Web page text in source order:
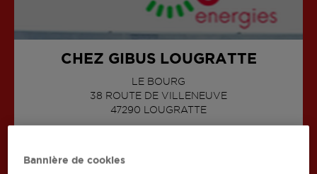
CHEZ GIBUS LOUGRATTE
LE BOURG
38 ROUTE DE VILLENEUVE
47290 LOUGRATTE
AFFICHER LE TÉLÉPHONE
Bannière de cookies